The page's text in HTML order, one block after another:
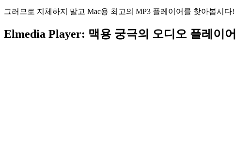
그러므로 지체하지 말고 Mac용 최고의 MP3 플레이어를 찾아봅시다!
Elmedia Player: 맥용 궁극의 오디오 플레이어